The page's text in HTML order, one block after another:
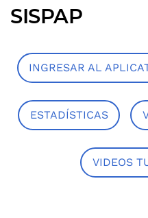
SISPAP
INGRESAR AL
ESTADÍSTICAS
VIDEOS